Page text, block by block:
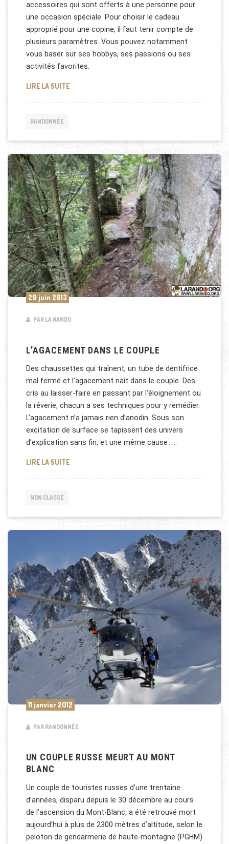
accessoires qui sont offerts à une personne pour
une occasion spéciale. Pour choisir le cadeau
approprié pour une copine, il faut tenir compte de
plusieurs paramètres. Vous pouvez notamment
vous baser sur ses hobbys, ses passions ou ses
activités favorites.
LIRE LA SUITEQUELS CADEAUX OFFRIR À UNE FEMME
RANDONNÉE
29 juin 2013
PAR LA RANDO
L’AGACEMENT DANS LE COUPLE
Des chaussettes qui traînent, un tube de dentifrice
mal fer­mé et l’agacement naît dans le couple. Des
cris au laisser-faire en passant par l’éloignement ou
la rêverie, chacun a ses techniques pour y remédier.
L’agacement n’a jamais rien d’anodin. Sous son
excitation de surface se tapissent des univers
d’explication sans fin, et une même cause : …
LIRE LA SUITEL’AGACEMENT DANS LE COUPLE
NON CLASSÉ
11 janvier 2012
PAR RANDONNÉE
UN COUPLE RUSSE MEURT AU MONT
BLANC
Un couple de touristes russes d’une trentaine
d’années, disparu depuis le 30 décembre au cours
de l’ascension du Mont-Blanc, a été retrouvé mort
aujourd’hui à plus de 2300 mètres d’altitude, selon le
peloton de gendarmerie de haute-montagne (PGHM)